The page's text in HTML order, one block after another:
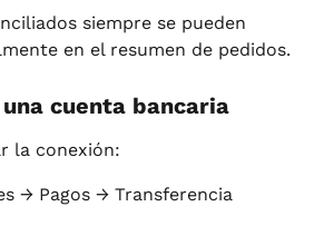
siempre se pueden
en el resumen de pedidos.
cuenta bancaria
la conexión:
→ Pagos → Transferencia